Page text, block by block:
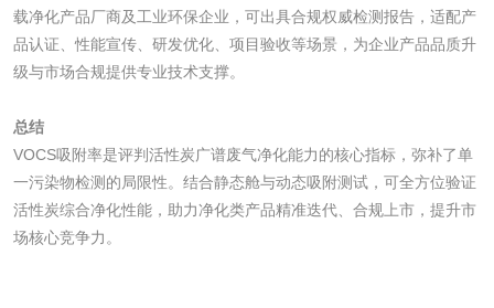
载净化产品厂商及工业环保企业，可出具合规权威检测报告，适配产
品认证、性能宣传、研发优化、项目验收等场景，为企业产品品质升
级与市场合规提供专业技术支撑。
总结
VOCS吸附率是评判活性炭广谱废气净化能力的核心指标，弥补了单
一污染物检测的局限性。结合静态舱与动态吸附测试，可全方位验证
活性炭综合净化性能，助力净化类产品精准迭代、合规上市，提升市
场核心竞争力。
化肥检测 微生物菌剂检测
有机肥检测
化工试剂